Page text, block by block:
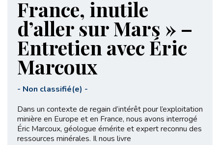
France, inutile
d’aller sur Mars » –
Entretien avec Éric
Marcoux
- Non classifié(e) -
Dans un contexte de regain d’intérêt pour l’exploitation
minière en Europe et en France, nous avons interrogé
Éric Marcoux, géologue émérite et expert reconnu des
ressources minérales. Il nous livre